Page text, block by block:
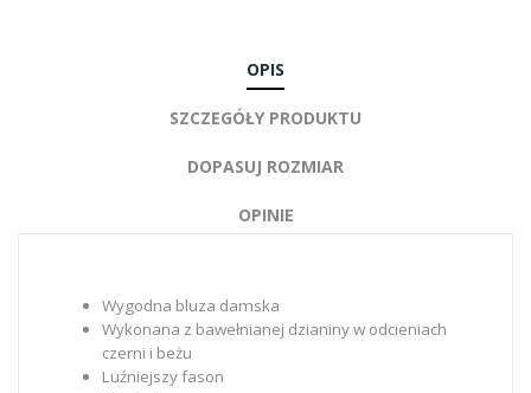
OPIS
SZCZEGÓŁY PRODUKTU
DOPASUJ ROZMIAR
OPINIE
Wygodna bluza damska
Wykonana z bawełnianej dzianiny w odcieniach
czerni i beżu
Luźniejszy fason